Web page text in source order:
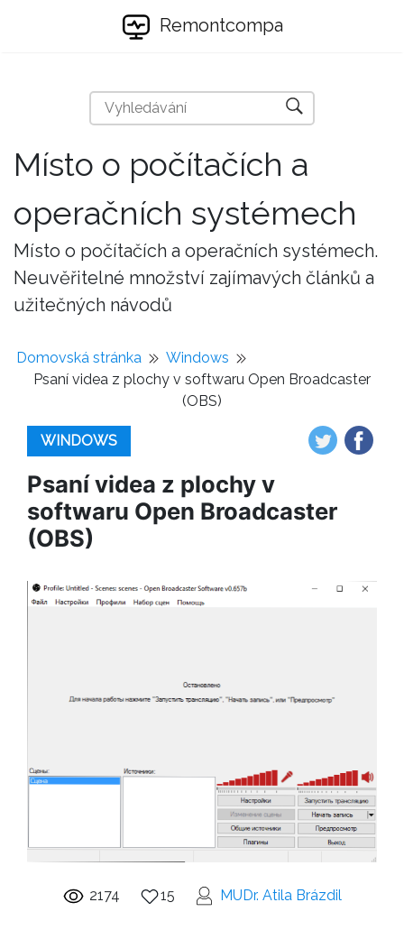
Remontcompa
Místo o počítačích a
operačních systémech
Místo o počítačích a operačních systémech.
Neuvěřitelné množství zajímavých článků a
užitečných návodů
Domovská stránka
Windows
Psaní videa z plochy v softwaru Open Broadcaster
(OBS)
WINDOWS
Psaní videa z plochy v
softwaru Open Broadcaster
(OBS)
2174 15 MUDr. Atila Brázdil